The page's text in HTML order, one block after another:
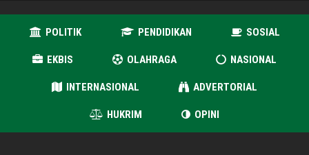
POLITIK PENDIDIKAN SOSIAL
EKBIS OLAHRAGA NASIONAL
INTERNASIONAL ADVERTORIAL
HUKRIM OPINI